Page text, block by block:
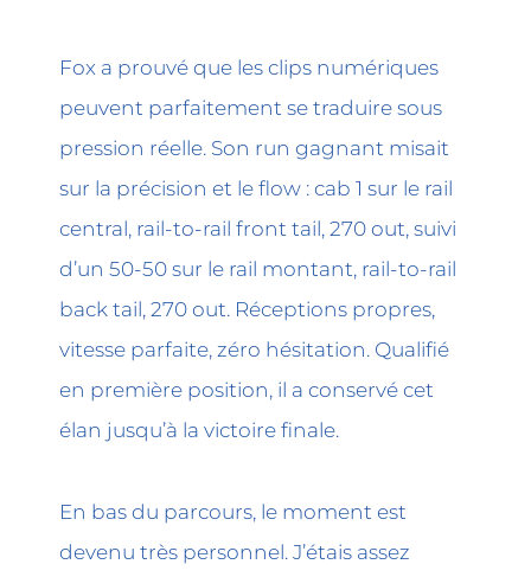
Fox a prouvé que les clips numériques
peuvent parfaitement se traduire sous
pression réelle. Son run gagnant misait
sur la précision et le flow : cab 1 sur le rail
central, rail-to-rail front tail, 270 out, suivi
d’un 50-50 sur le rail montant, rail-to-rail
back tail, 270 out. Réceptions propres,
vitesse parfaite, zéro hésitation. Qualifié
en première position, il a conservé cet
élan jusqu’à la victoire finale.
En bas du parcours, le moment est
devenu très personnel. J’étais assez